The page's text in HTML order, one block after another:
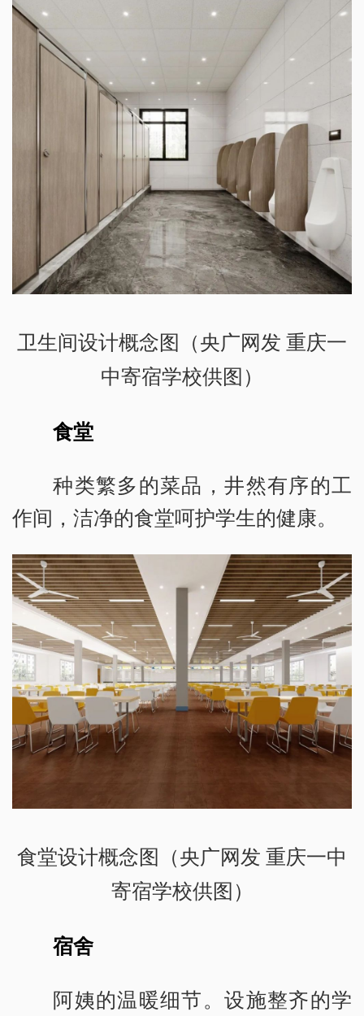
卫生间设计概念图（央广网发 重庆一
中寄宿学校供图）
食堂
种类繁多的菜品，井然有序的工
作间，洁净的食堂呵护学生的健康。
食堂设计概念图（央广网发 重庆一中
寄宿学校供图）
宿舍
阿姨的温暖细节。设施整齐的学